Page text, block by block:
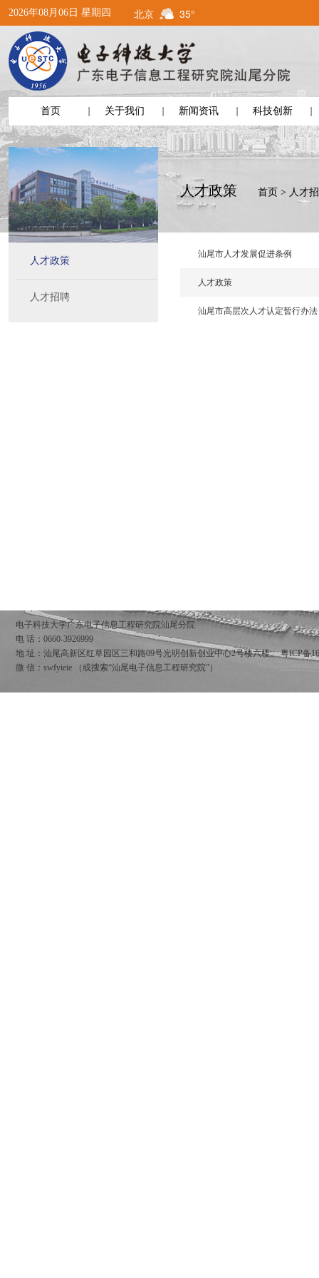
2026年08月06日 星期四 北京 35°
首页 关于我们 新闻资讯 科技创新
人才政策
人才招聘
人才政策 首页 > 人才
汕尾市人才发展促进条例
人才政策
汕尾市高层次人才认定暂行办法
电子科技大学广东电子信息工程研究院汕尾分院
电 话：0660-3926999
地 址：汕尾高新区红草园区三和路09号光明创新创业中心2号楼六楼。粤ICP备
微 信：swfyieie （或搜索“汕尾电子信息工程研究院”）